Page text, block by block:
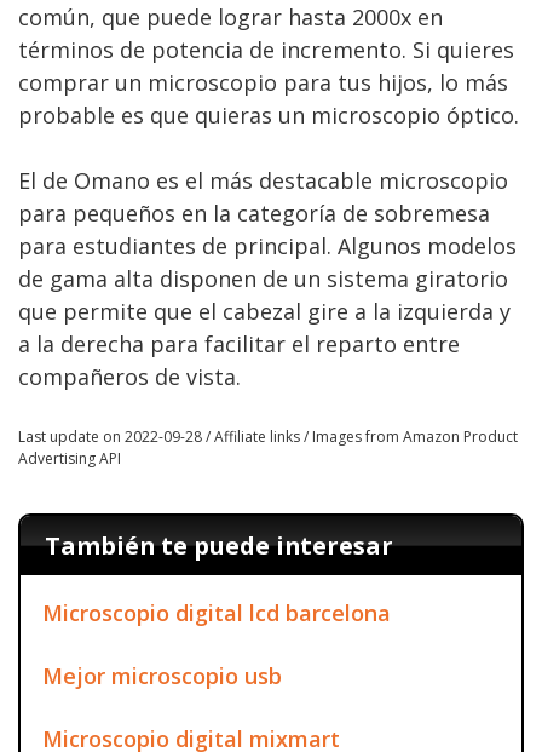
común, que puede lograr hasta 2000x en
términos de potencia de incremento. Si quieres
comprar un microscopio para tus hijos, lo más
probable es que quieras un microscopio óptico.
El de Omano es el más destacable microscopio
para pequeños en la categoría de sobremesa
para estudiantes de principal. Algunos modelos
de gama alta disponen de un sistema giratorio
que permite que el cabezal gire a la izquierda y
a la derecha para facilitar el reparto entre
compañeros de vista.
Last update on 2022-09-28 / Affiliate links / Images from Amazon Product
Advertising API
También te puede interesar
Microscopio digital lcd barcelona
Mejor microscopio usb
Microscopio digital mixmart